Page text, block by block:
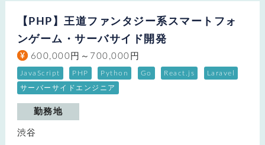
【PHP】王道ファンタジー系スマートフォ
ンゲーム・サーバサイド開発
600,000円～700,000円
JavaScript PHP Python Go React.js Laravel
サーバーサイドエンジニア
勤務地
渋谷